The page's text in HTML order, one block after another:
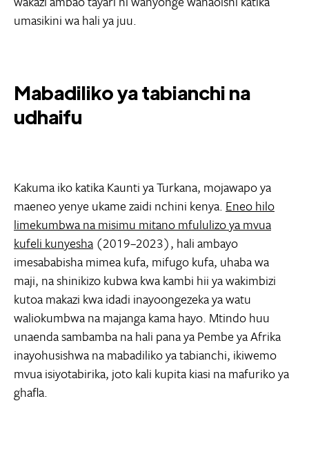
umasikini wa hali ya juu.
Mabadiliko ya tabianchi na
udhaifu
Kakuma iko katika Kaunti ya Turkana, mojawapo ya
maeneo yenye ukame zaidi nchini kenya. Eneo hilo
limekumbwa na misimu mitano mfululizo ya mvua
kufeli kunyesha (2019–2023), hali ambayo
imesababisha mimea kufa, mifugo kufa, uhaba wa
maji, na shinikizo kubwa kwa kambi hii ya wakimbizi
kutoa makazi kwa idadi inayoongezeka ya watu
waliokumbwa na majanga kama hayo. Mtindo huu
unaenda sambamba na hali pana ya Pembe ya Afrika
inayohusishwa na mabadiliko ya tabianchi, ikiwemo
mvua isiyotabirika, joto kali kupita kiasi na mafuriko ya
ghafla.